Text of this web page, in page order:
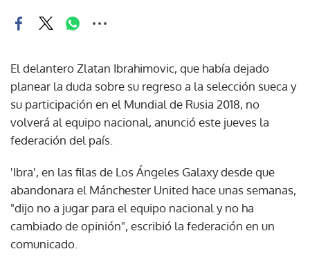
El delantero Zlatan Ibrahimovic, que había dejado
planear la duda sobre su regreso a la selección sueca y
su participación en el Mundial de Rusia 2018, no
volverá al equipo nacional, anunció este jueves la
federación del país.
'Ibra', en las filas de Los Ángeles Galaxy desde que
abandonara el Mánchester United hace unas semanas,
"dijo no a jugar para el equipo nacional y no ha
cambiado de opinión", escribió la federación en un
comunicado.